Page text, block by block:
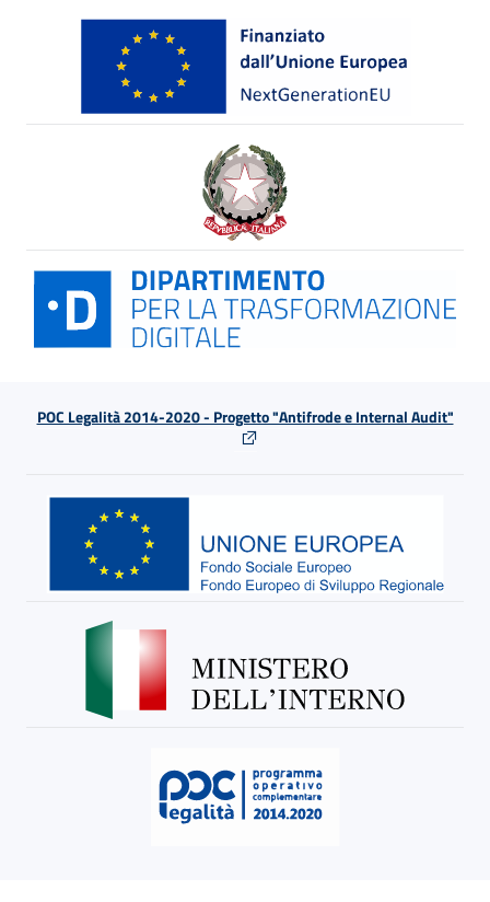
POC Legalità 2014-2020 - Progetto "Antifrode e Internal Audit"